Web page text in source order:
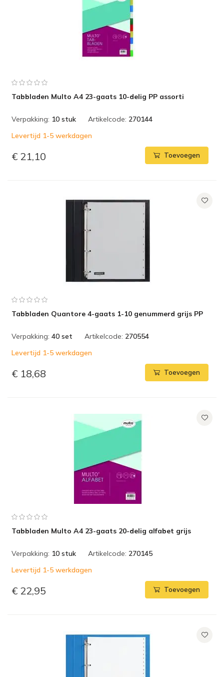
Tabbladen Multo A4 23-gaats 10-delig PP assorti
Verpakking: 10 stuk Artikelcode: 270144
Levertijd 1-5 werkdagen
€ 21,10 Toevoegen
Tabbladen Quantore 4-gaats 1-10 genummerd grijs PP
Verpakking: 40 set Artikelcode: 270554
Levertijd 1-5 werkdagen
€ 18,68 Toevoegen
Tabbladen Multo A4 23-gaats 20-delig alfabet grijs
Verpakking: 10 stuk Artikelcode: 270145
Levertijd 1-5 werkdagen
€ 22,95 Toevoegen